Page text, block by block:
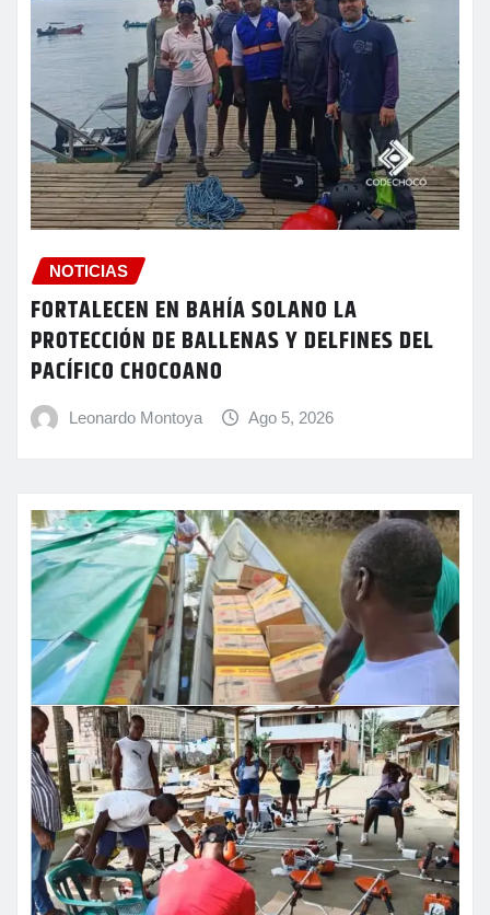
NOTICIAS
FORTALECEN EN BAHÍA SOLANO LA
PROTECCIÓN DE BALLENAS Y DELFINES DEL
PACÍFICO CHOCOANO
Leonardo Montoya Ago 5, 2026